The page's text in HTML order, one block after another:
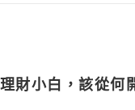
理財小白 ，該從何